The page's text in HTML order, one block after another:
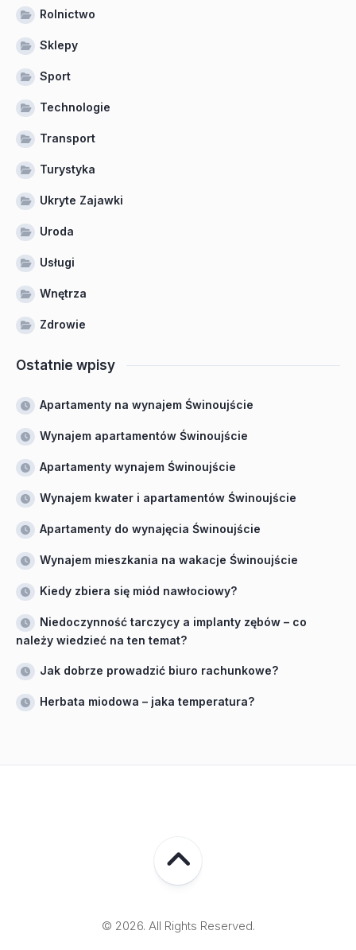
Rolnictwo
Sklepy
Sport
Technologie
Transport
Turystyka
Ukryte Zajawki
Uroda
Usługi
Wnętrza
Zdrowie
Ostatnie wpisy
Apartamenty na wynajem Świnoujście
Wynajem apartamentów Świnoujście
Apartamenty wynajem Świnoujście
Wynajem kwater i apartamentów Świnoujście
Apartamenty do wynajęcia Świnoujście
Wynajem mieszkania na wakacje Świnoujście
Kiedy zbiera się miód nawłociowy?
Niedoczynność tarczycy a implanty zębów – co
należy wiedzieć na ten temat?
Jak dobrze prowadzić biuro rachunkowe?
Herbata miodowa – jaka temperatura?
© 2026. All Rights Reserved.